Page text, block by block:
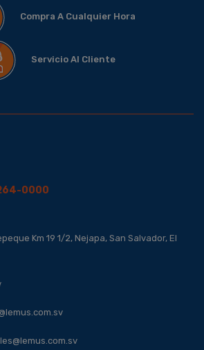
Compra A Cualquier Hora
Servicio Al Cliente
0000
Km 19 1/2, Nejapa, San Salvador, El